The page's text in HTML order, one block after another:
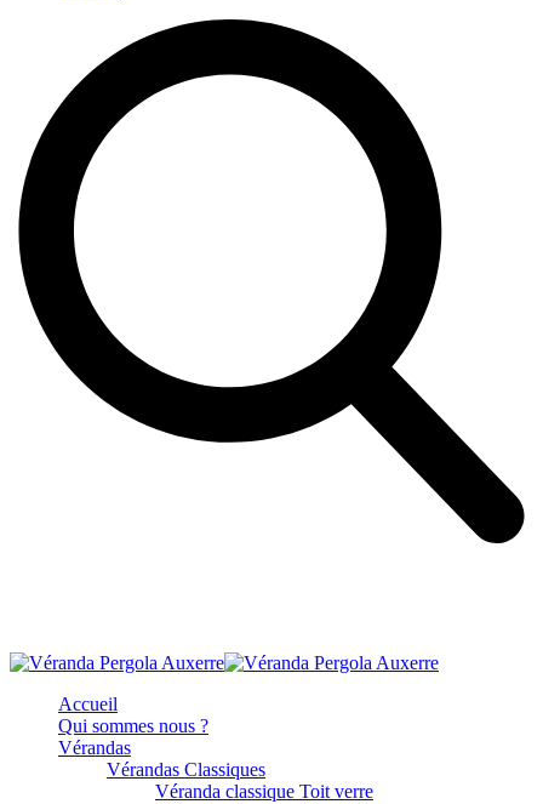
Accueil
Qui sommes nous ?
Vérandas
Vérandas Classiques
Véranda classique Toit verre